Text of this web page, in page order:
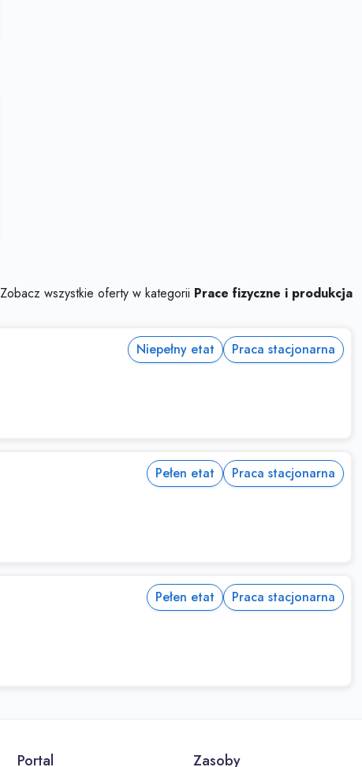
Zobacz wszystkie oferty w kategorii Prace fizyczne i produkcja
Niepełny etat Praca stacjonarna
Pełen etat Praca stacjonarna
Pełen etat Praca stacjonarna
Portal Zasoby